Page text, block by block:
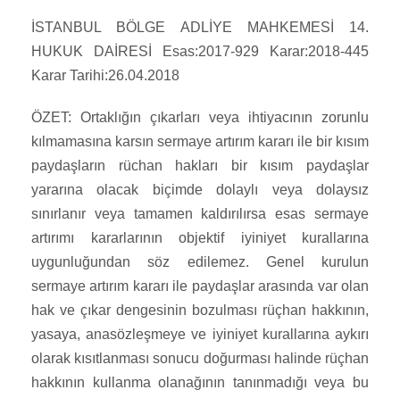
İSTANBUL BÖLGE ADLİYE MAHKEMESİ 14.
HUKUK DAİRESİ Esas:2017-929 Karar:2018-445
Karar Tarihi:26.04.2018
ÖZET: Ortaklığın çıkarları veya ihtiyacının zorunlu
kılmamasına karsın sermaye artırım kararı ile bir kısım
paydaşların rüchan hakları bir kısım paydaşlar
yararına olacak biçimde dolaylı veya dolaysız
sınırlanır veya tamamen kaldırılırsa esas sermaye
artırımı kararlarının objektif iyiniyet kurallarına
uygunluğundan söz edilemez. Genel kurulun
sermaye artırım kararı ile paydaşlar arasında var olan
hak ve çıkar dengesinin bozulması rüçhan hakkının,
yasaya, anasözleşmeye ve iyiniyet kurallarına aykırı
olarak kısıtlanması sonucu doğurması halinde rüçhan
hakkının kullanma olanağının tanınmadığı veya bu